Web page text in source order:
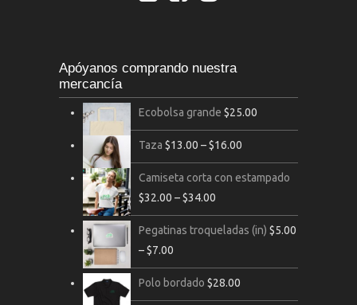
Apóyanos comprando nuestra
mercancía
Ecobolsa grande $25.00
Taza $13.00 –$16.00
Camiseta corta con estampado
$32.00 –$34.00
Pegatinas troqueladas (in) $5.00
–$7.00
Polo bordado $28.00